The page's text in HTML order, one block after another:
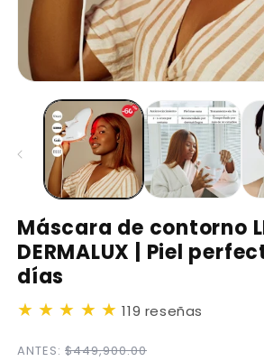
Máscara de contorno
DERMALUX | Piel
días
★ ★ ★ ★ ★ 119 reseñas
ANTES: $449,900.00